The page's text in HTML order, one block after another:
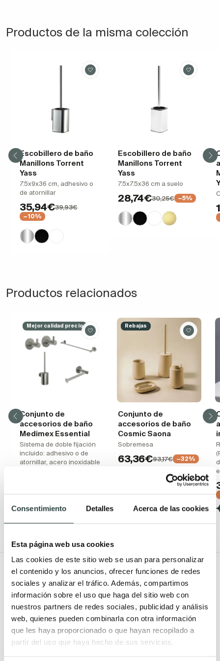
Consentimiento Detalles Acerca de las cookies
Esta página web usa cookies
Las cookies de este sitio web se usan para personalizar
el contenido y los anuncios, ofrecer funciones de redes
sociales y analizar el tráfico. Además, compartimos
información sobre el uso que haga del sitio web con
nuestros partners de redes sociales, publicidad y análisis
web, quienes pueden combinarla con otra información
que les haya proporcionado o que hayan recopilado a
partir del uso que haya hecho de sus servicios.
Productos de la misma colección
Escobillero de baño
Manillons Torrent
Yass
7.5x9x36 cm, adhesivo o
de atornillar
35,94€39,93€
−10%
Escobillero de baño
Manillons Torrent
Yass
7.5x7.5x36 cm a suelo
28,74€30,25€ −5%
Productos relacionados
Mejor calidad precio
Conjunto de
accesorios de baño
Medimex Essential
Sistema de doble fijación
incluido: adhesivo o de
atornillar, acero inoxidable
+ 2
Rebajas
Conjunto de
accesorios de baño
Cosmic Saona
Sobremesa
63,36€93,17€ −32%
(1)
+ 2
Todo Muebles de baño
Muebles de baño
Muebles de baño Modernos
Muebles de baño rústicos y
natural
Lavabos
Lavabos modernos
Lavabos sobre encimera
Lavabos baratos